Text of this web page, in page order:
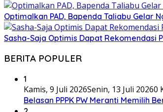
Optimalkan PAD, Bapenda Taliabu Gelar
Sasha-Saja Optimis Dapat Rekomendasi
BERITA POPULER
1
Kamis, 9 Juli 2026Senin, 13 Juli 20260
Belasan PPPK PW Meranti Memilih